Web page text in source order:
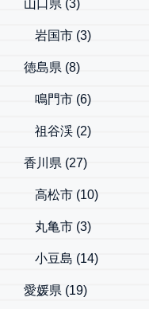
山口県 (3)
岩国市 (3)
徳島県 (8)
鳴門市 (6)
祖谷渓 (2)
香川県 (27)
高松市 (10)
丸亀市 (3)
小豆島 (14)
愛媛県 (19)